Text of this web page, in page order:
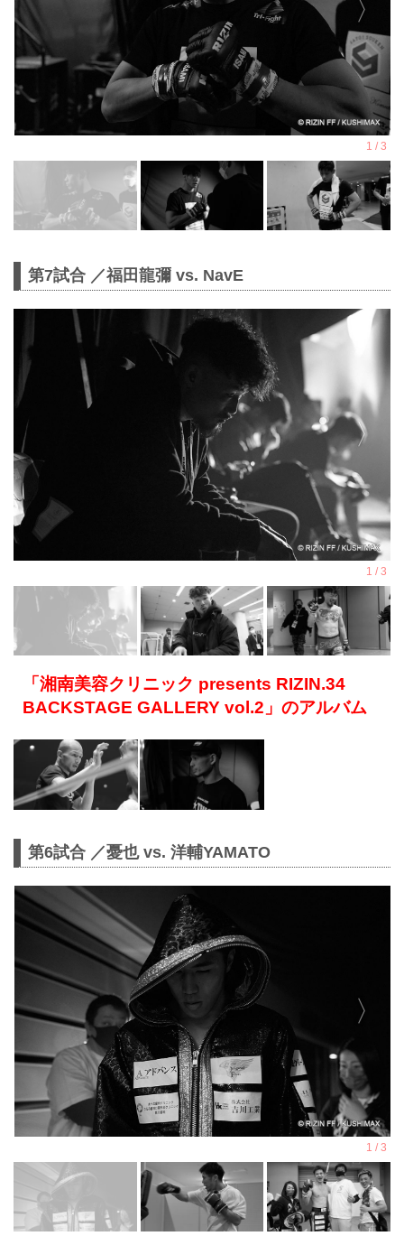
第7試合 ／福田龍彌 vs. NavE
「湘南美容クリニック presents RIZIN.34
BACKSTAGE GALLERY vol.2」のアルバム
第6試合 ／憂也 vs. 洋輔YAMATO